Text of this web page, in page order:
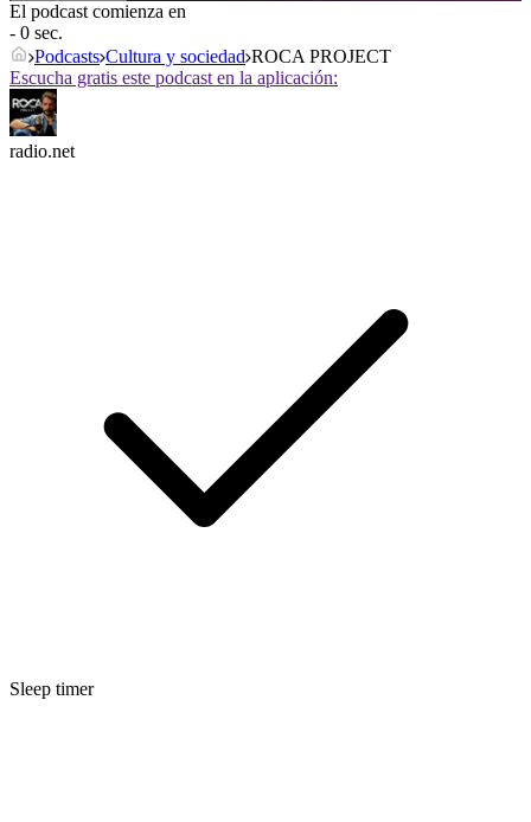
El podcast comienza en
- 0 sec.
Podcasts Cultura y sociedad ROCA PROJECT
Escucha gratis este podcast en la aplicación:
radio.net
Sleep timer